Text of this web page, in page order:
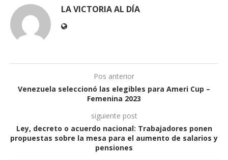
LA VICTORIA AL DÍA
Pos anterior
Venezuela seleccionó las elegibles para Ameri Cup –
Femenina 2023
siguiente post
Ley, decreto o acuerdo nacional: Trabajadores ponen
propuestas sobre la mesa para el aumento de salarios y
pensiones